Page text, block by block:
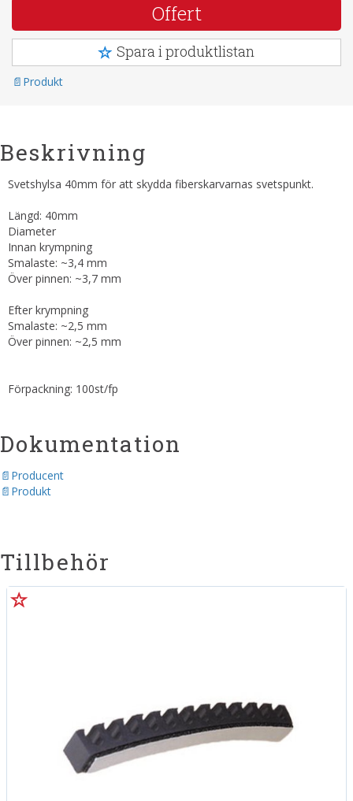
Offert
Spara i produktlistan
Produkt
Beskrivning
Svetshylsa 40mm för att skydda fiberskarvarnas svetspunkt.
Längd: 40mm
Diameter
Innan krympning
Smalaste: ~3,4 mm
Över pinnen: ~3,7 mm
Efter krympning
Smalaste: ~2,5 mm
Över pinnen: ~2,5 mm
Förpackning: 100st/fp
Dokumentation
Producent
Produkt
Tillbehör